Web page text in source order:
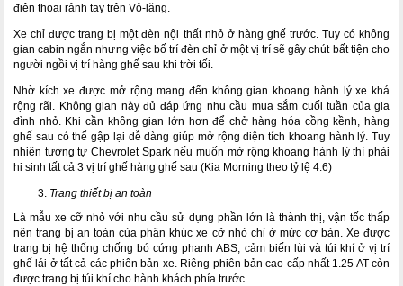
điện thoại rảnh tay trên Vô-lăng.
Xe chỉ được trang bị một đèn nội thất nhỏ ở hàng ghế trước. Tuy có không
gian cabin ngắn nhưng việc bố trí đèn chỉ ở một vị trí sẽ gây chút bất tiện cho
người ngồi vị trí hàng ghế sau khi trời tối.
Nhờ kích xe được mở rộng mang đến không gian khoang hành lý xe khá
rộng rãi. Không gian này đủ đáp ứng nhu cầu mua sắm cuối tuần của gia
đình nhỏ. Khi cần không gian lớn hơn để chở hàng hóa cồng kềnh, hàng
ghế sau có thể gập lại dễ dàng giúp mở rộng diện tích khoang hành lý. Tuy
nhiên tương tự Chevrolet Spark nếu muốn mở rộng khoang hành lý thì phải
hi sinh tất cả 3 vị trí ghế hàng ghế sau (Kia Morning theo tỷ lệ 4:6)
Trang thiết bị an toàn
Là mẫu xe cỡ nhỏ với nhu cầu sử dụng phần lớn là thành thị, vận tốc thấp
nên trang bị an toàn của phân khúc xe cỡ nhỏ chỉ ở mức cơ bản. Xe được
trang bị hệ thống chống bó cứng phanh ABS, cảm biến lùi và túi khí ở vị trí
ghế lái ở tất cả các phiên bản xe. Riêng phiên bản cao cấp nhất 1.25 AT còn
được trang bị túi khí cho hành khách phía trước.